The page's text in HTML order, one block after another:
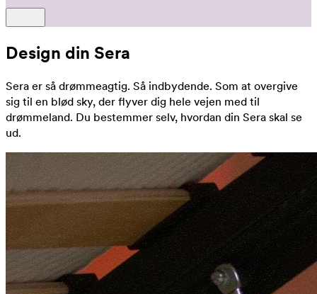
Design din Sera
Sera er så drømmeagtig. Så indbydende. Som at overgive
sig til en blød sky, der flyver dig hele vejen med til
drømmeland. Du bestemmer selv, hvordan din Sera skal se
ud.